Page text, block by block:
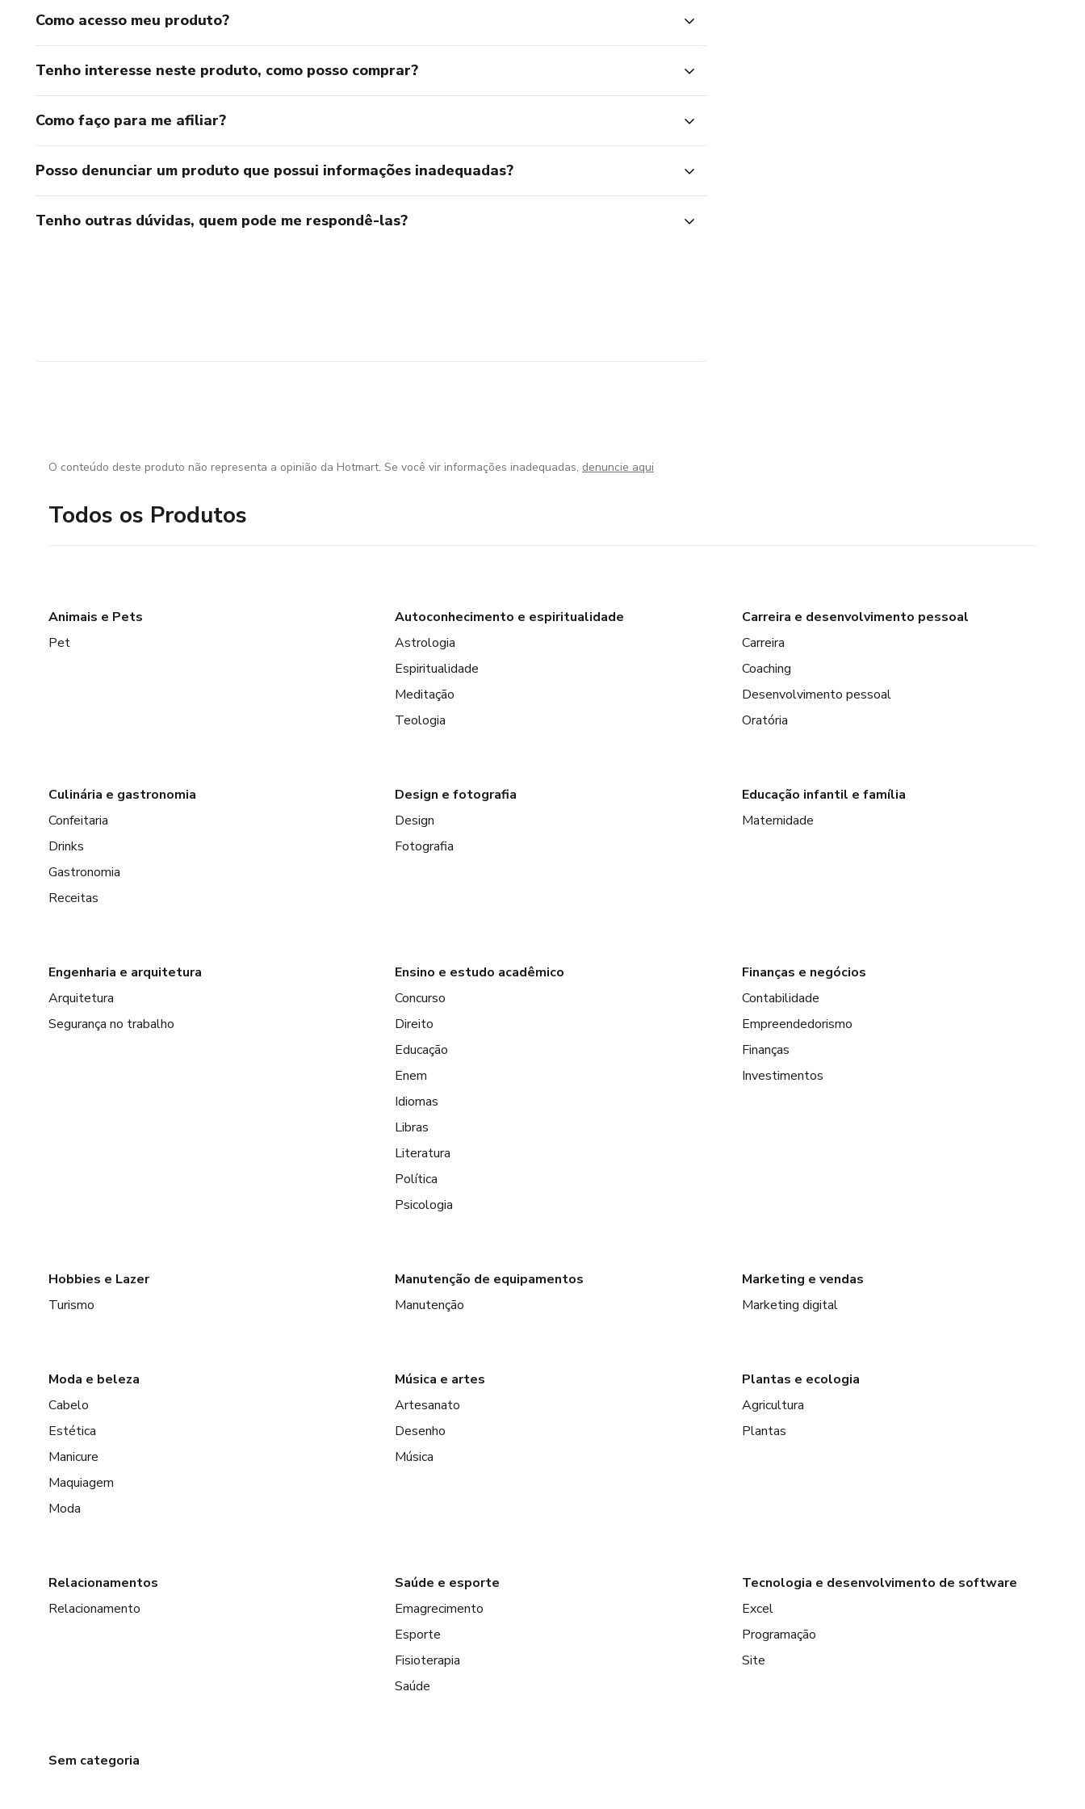
Como acesso meu produto?
Tenho interesse neste produto, como posso comprar?
Como faço para me afiliar?
Posso denunciar um produto que possui informações inadequadas?
Tenho outras dúvidas, quem pode me respondê-las?
O conteúdo deste produto não representa a opinião da Hotmart. Se você vir informações inadequadas, denuncie aqui
Todos os Produtos
Animais e Pets
Pet
Autoconhecimento e espiritualidade
Astrologia
Espiritualidade
Meditação
Teologia
Carreira e desenvolvimento pessoal
Carreira
Coaching
Desenvolvimento pessoal
Oratória
Culinária e gastronomia
Confeitaria
Drinks
Gastronomia
Receitas
Design e fotografia
Design
Fotografia
Educação infantil e família
Maternidade
Engenharia e arquitetura
Arquitetura
Segurança no trabalho
Ensino e estudo acadêmico
Concurso
Direito
Educação
Enem
Idiomas
Libras
Literatura
Política
Psicologia
Finanças e negócios
Contabilidade
Empreendedorismo
Finanças
Investimentos
Hobbies e Lazer
Turismo
Manutenção de equipamentos
Manutenção
Marketing e vendas
Marketing digital
Moda e beleza
Cabelo
Estética
Manicure
Maquiagem
Moda
Música e artes
Artesanato
Desenho
Música
Plantas e ecologia
Agricultura
Plantas
Relacionamentos
Relacionamento
Saúde e esporte
Emagrecimento
Esporte
Fisioterapia
Saúde
Tecnologia e desenvolvimento de software
Excel
Programação
Site
Sem categoria